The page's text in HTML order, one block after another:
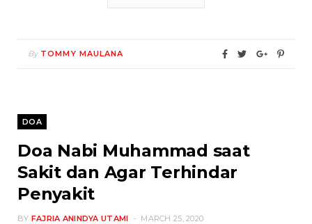
By TOMMY MAULANA
DOA
Doa Nabi Muhammad saat
Sakit dan Agar Terhindar
Penyakit
BY FAJRIA ANINDYA UTAMI MARCH 25, 2020